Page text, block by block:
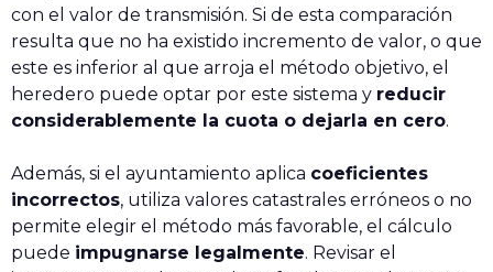
con el valor de transmisión. Si de esta comparación
resulta que no ha existido incremento de valor, o que
este es inferior al que arroja el método objetivo, el
heredero puede optar por este sistema y reducir
considerablemente la cuota o dejarla en cero.
Además, si el ayuntamiento aplica coeficientes
incorrectos, utiliza valores catastrales erróneos o no
permite elegir el método más favorable, el cálculo
puede impugnarse legalmente. Revisar el